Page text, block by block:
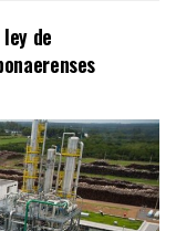
de